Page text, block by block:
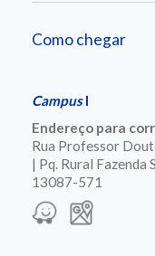
Como chegar
CampusI
Endereço para
Rua Professor
| Pq. Rural Fazenda
13087-571